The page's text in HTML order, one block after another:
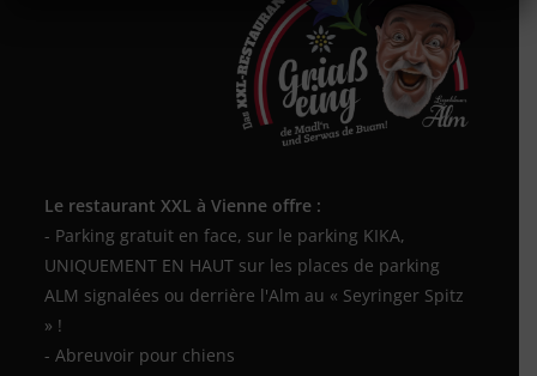
Le restaurant XXL à Vienne offre :
- Parking gratuit en face, sur le parking KIKA,
UNIQUEMENT EN HAUT sur les places de parking
ALM signalées ou derrière l'Alm au « Seyringer Spitz
» !
- Abreuvoir pour chiens